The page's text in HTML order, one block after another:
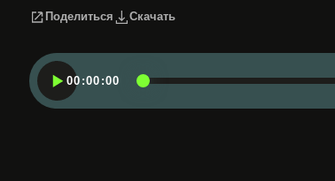
Поделиться Скачать
00:00:00